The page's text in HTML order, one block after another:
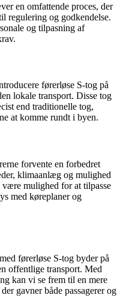
en omfattende proces, der
regulering og godkendelse.
og tilpasning af
førerløse S-tog på
lokale transport. Disse tog
end traditionelle tog,
at komme rundt i byen.
forvente en forbedret
klimaanlæg og mulighed
mulighed for at tilpasse
med køreplaner og
førerløse S-tog byder på
offentlige transport. Med
kan vi se frem til en mere
gavner både passagerer og